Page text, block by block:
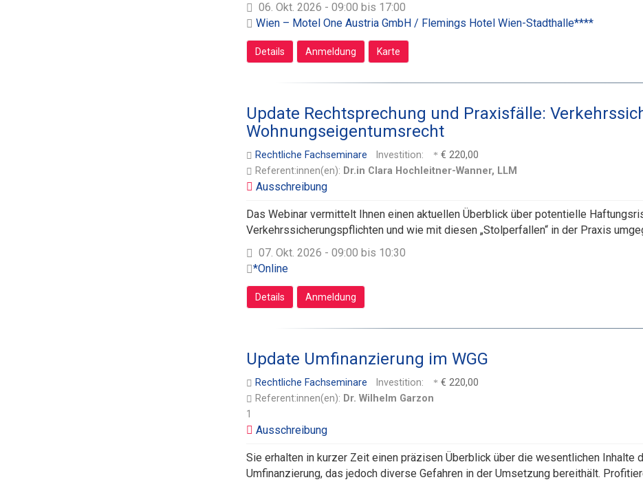
06. Okt. 2026 - 09:00 bis 17:00
Wien – Motel One Austria GmbH / Flemings Hotel Wien-Stadthalle****
Details Anmeldung Karte
Update Rechtsprechung und Praxisfälle:
Wohnungseigentumsrecht
Rechtliche Fachseminare Investition:
€ 220,00
Referent:innen(en): Dr.in Clara Hochleitner-Wanner, LLM
Das Webinar vermittelt Ihnen einen aktuellen Überblick über potentielle
Verkehrssicherungspflichten und wie mit diesen „Stolperfallen“ in der Praxis
07. Okt. 2026 - 09:00 bis 10:30
*Online
Details Anmeldung
Update Umfinanzierung im WGG
Rechtliche Fachseminare Investition:
€ 220,00
Referent:innen(en): Dr. Wilhelm Garzon
1
Sie erhalten in kurzer Zeit einen präzisen Überblick über die wesentlichen
Umfinanzierung, das jedoch diverse Gefahren in der Umsetzung bereithält.